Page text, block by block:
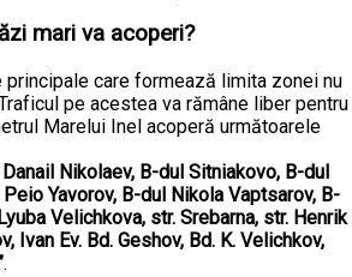
mari va acoperi?
care formează limita zonei nu
pe acestea va rămâne liber pentru
Marelui Inel acoperă următoarele
Nikolaev, B-dul Sitniakovo, B-dul
Yavorov, B-dul Nikola Vaptsarov, B-
Velichkova, str. Srebarna, str. Henrik
Ivan Ev. Bd. Geshov, Bd. K. Velichkov,
.